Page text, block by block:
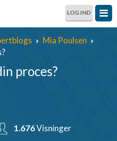
LOG IND
Mia Poulsen
proces?
1.676Visninger